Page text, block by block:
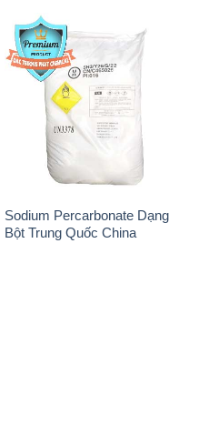
Sodium Percarbonate Dạng
Bột Trung Quốc China